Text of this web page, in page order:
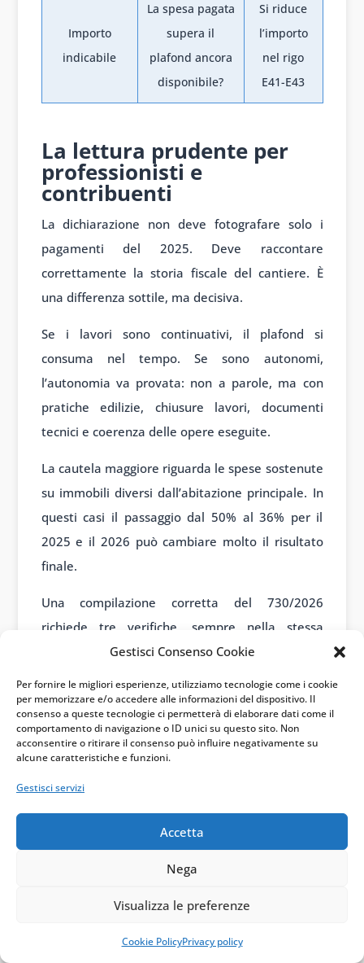
Gestisci Consenso Cookie
Per fornire le migliori esperienze, utilizziamo tecnologie come i cookie
per memorizzare e/o accedere alle informazioni del dispositivo. Il
consenso a queste tecnologie ci permetterà di elaborare dati come il
comportamento di navigazione o ID unici su questo sito. Non
acconsentire o ritirare il consenso può influire negativamente su
alcune caratteristiche e funzioni.
Gestisci servizi
Accetta
Nega
Visualizza le preferenze
Cookie PolicyPrivacy policy
Importo
indicabile
La spesa pagata
supera il
plafond ancora
disponibile?
Si riduce
l’importo
nel rigo
E41-E43
La lettura prudente per
professionisti e
contribuenti
La dichiarazione non deve fotografare solo i
pagamenti del 2025. Deve raccontare
correttamente la storia fiscale del cantiere. È
una differenza sottile, ma decisiva.
Se i lavori sono continuativi, il plafond si
consuma nel tempo. Se sono autonomi,
l’autonomia va provata: non a parole, ma con
pratiche edilizie, chiusure lavori, documenti
tecnici e coerenza delle opere eseguite.
La cautela maggiore riguarda le spese sostenute
su immobili diversi dall’abitazione principale. In
questi casi il passaggio dal 50% al 36% per il
2025 e il 2026 può cambiare molto il risultato
finale.
Una compilazione corretta del 730/2026
richiede tre verifiche, sempre nella stessa
sequenza: natura dell’intervento, plafond
significa esporsi a un recupero della detrazione,
magari dopo anni, quando ricostruire la storia
del cantiere diventa più difficile.
Infografica